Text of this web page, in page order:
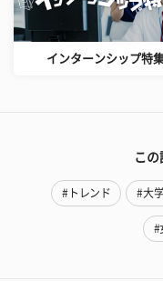
インターンシップ特
こ
#トレンド #大
#